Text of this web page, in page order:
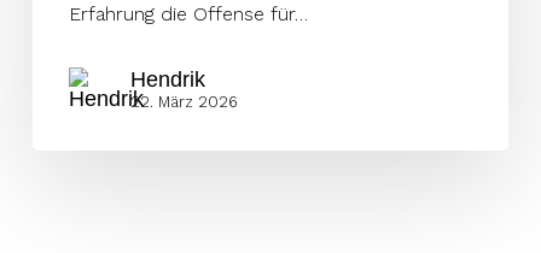
Erfahrung die Offense für…
Hendrik
22. März 2026